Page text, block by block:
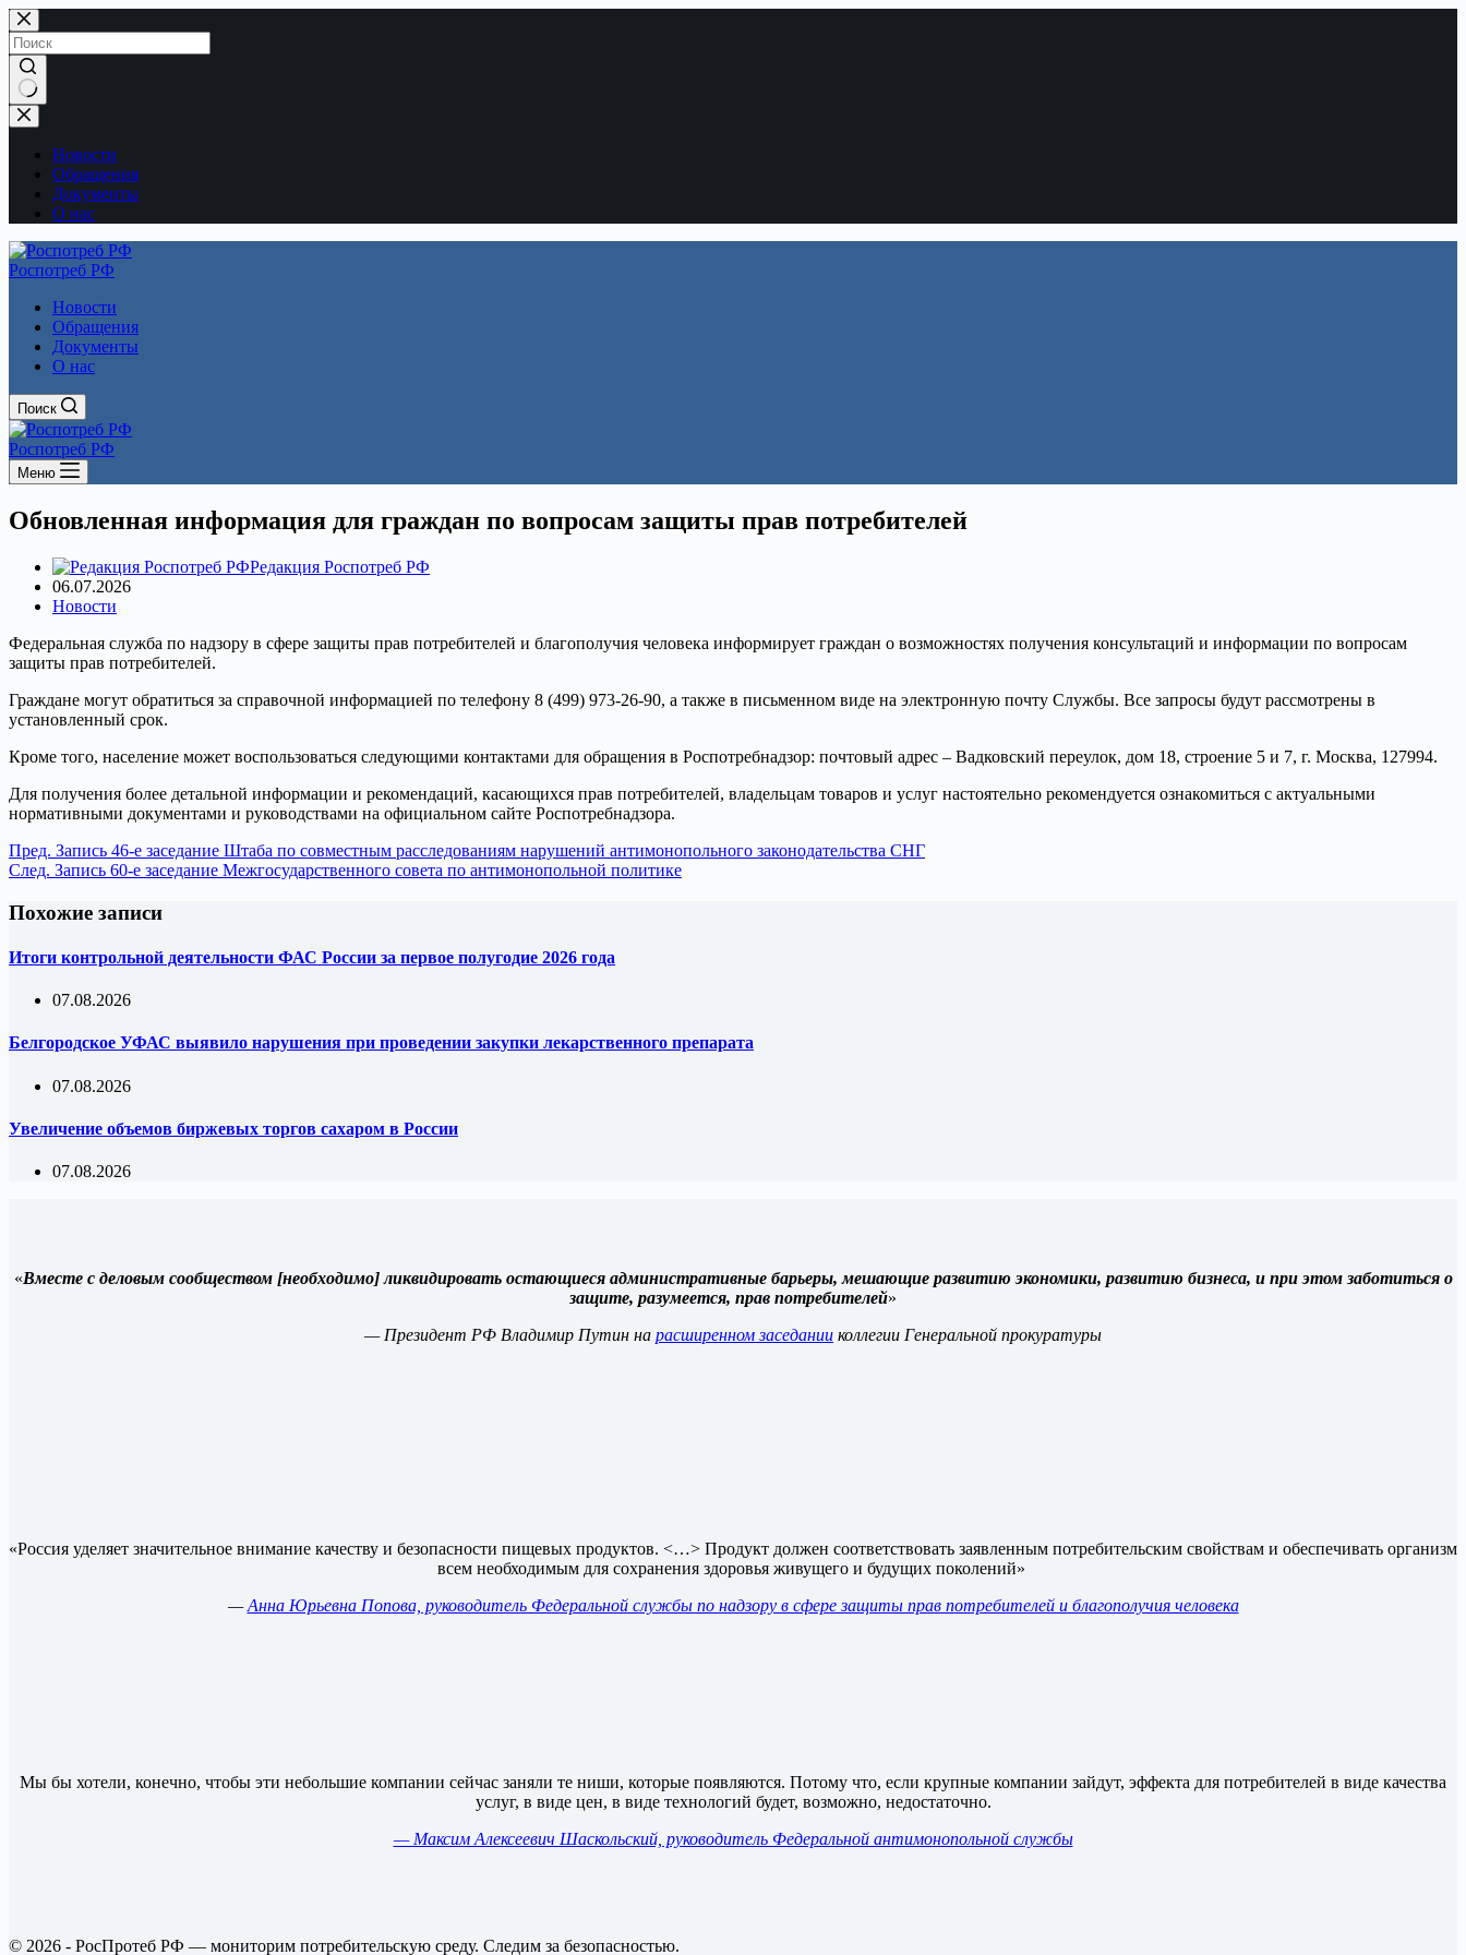
Перейти
к
сути
Ничего
не
найденоНовости
Обращения
Документы
О нас
Роспотреб РФ
Новости
Обращения
Документы
О нас
Поиск
Роспотреб РФ
Меню
Обновленная информация для граждан по вопросам защиты прав потребителей
Редакция Роспотреб РФ
06.07.2026
Новости
Федеральная служба по надзору в сфере защиты прав потребителей и благополучия человека информирует граждан о возможностях получения консультаций и информации по вопросам
защиты прав потребителей.
Граждане могут обратиться за справочной информацией по телефону 8 (499) 973-26-90, а также в письменном виде на электронную почту Службы. Все запросы будут рассмотрены в
установленный срок.
Кроме того, население может воспользоваться следующими контактами для обращения в Роспотребнадзор: почтовый адрес – Вадковский переулок, дом 18, строение 5 и 7, г. Москва, 127994.
Для получения более детальной информации и рекомендаций, касающихся прав потребителей, владельцам товаров и услуг настоятельно рекомендуется ознакомиться с актуальными
нормативными документами и руководствами на официальном сайте Роспотребнадзора.
Пред. Запись 46-е заседание Штаба по совместным расследованиям нарушений антимонопольного законодательства СНГ
След. Запись 60-е заседание Межгосударственного совета по антимонопольной политике
Похожие записи
Итоги контрольной деятельности ФАС России за первое полугодие 2026 года
07.08.2026
Белгородское УФАС выявило нарушения при проведении закупки лекарственного препарата
07.08.2026
Увеличение объемов биржевых торгов сахаром в России
07.08.2026
«Вместе с деловым сообществом [необходимо] ликвидировать остающиеся административные барьеры, мешающие развитию экономики, развитию бизнеса, и при этом заботиться о
защите, разумеется, прав потребителей»
— Президент РФ Владимир Путин на расширенном заседании коллегии Генеральной прокуратуры
«Россия уделяет значительное внимание качеству и безопасности пищевых продуктов. <…> Продукт должен соответствовать заявленным потребительским свойствам и обеспечивать организм
всем необходимым для сохранения здоровья живущего и будущих поколений»
—Анна Юрьевна Попова, руководитель Федеральной службы по надзору в сфере защиты прав потребителей и благополучия человека
Мы бы хотели, конечно, чтобы эти небольшие компании сейчас заняли те ниши, которые появляются. Потому что, если крупные компании зайдут, эффекта для потребителей в виде качества
услуг, в виде цен, в виде технологий будет, возможно, недостаточно.
— Максим Алексеевич Шаскольский, руководитель Федеральной антимонопольной службы
© 2026 - РосПротеб РФ — мониторим потребительскую среду. Следим за безопасностью.